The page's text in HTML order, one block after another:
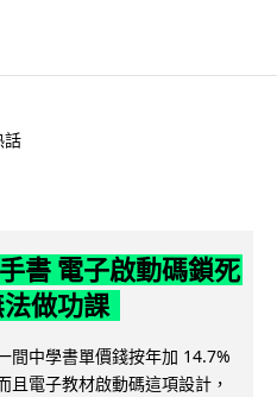
話
書 電子啟動碼鎖死
做功課
間中學書單價錢按年加 14.7%
且電子教材啟動碼這項設計，